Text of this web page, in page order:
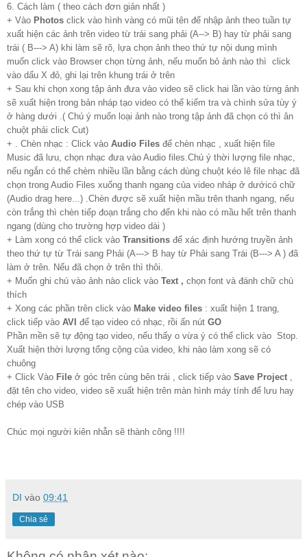
6. Cách làm ( theo cách đơn giản nhất )
+ Vào Photos click vào hình vàng có mũi tên để nhập ảnh theo tuần tự
xuất hiện các ảnh trên video từ trái sang phải (A--> B) hay từ phải sang
trái ( B---> A) khi làm sẽ rõ, lựa chọn ảnh theo thứ tự nội dung mình
muốn click vào Browser chọn từng ảnh, nếu muốn bỏ ảnh nào thì click
vào dấu X đỏ, ghi lại trên khung trái ở trên
+ Sau khi chọn xong tập ảnh đưa vào video sẽ click hai lần vào từng ảnh
sẽ xuất hiện trong bản nháp tạo video có thể kiểm tra và chình sửa tùy ý
ở hàng dưới .( Chú ý muốn loại ảnh nào trong tập ảnh đã chọn có thì ân
chuột phải click Cut)
+ . Chèn nhạc : Click vào Audio Files để chèn nhạc , xuất hiện file
Music đã lưu, chọn nhạc đưa vào Audio files.Chú ý thời lượng file nhạc,
nếu ngắn có thể chèm nhiều lần bằng cách dùng chuột kéo lê file nhạc đã
chọn trong Audio Files xuống thanh ngang của video nháp ở dướicó chữ
(Audio drag here...) .Chèn được sẽ xuất hiện mầu trên thanh ngang, nếu
còn trắng thì chèn tiếp đoạn trắng cho đến khi nào có mầu hết trên thanh
ngang (dùng cho trường hợp video dài )
+ Làm xong có thể click vào Transitions để xác định hướng truyền ảnh
theo thứ tự từ Trái sang Phải (A---> B hay từ Phải sang Trái (B---> A ) đã
làm ở trên. Nếu đã chọn ở trên thì thôi.
+ Muốn ghi chú vào ảnh nào click vào Text , chọn font và đánh chữ chú
thích
+ Xong các phần trên click vào Make video files : xuất hiện 1 trang,
click tiếp vào AVI để tạo video có nhạc, rồi ấn nút GO
Phần mền sẽ tự động tạo video, nếu thấy o vừa ý có thể click vào Stop.
Xuất hiện thời lượng tổng cộng của video, khi nào làm xong sẽ có
chuông
+ Click Vào File ở góc trên cùng bên trái , click tiếp vào Save Project
đặt tên cho video, video sẽ xuất hiện trên màn hình máy tính để lưu hay
chép vào USB
Chúc mọi người kiên nhẫn sẽ thành công !!!!
DI vào 09:41
Chia sẻ